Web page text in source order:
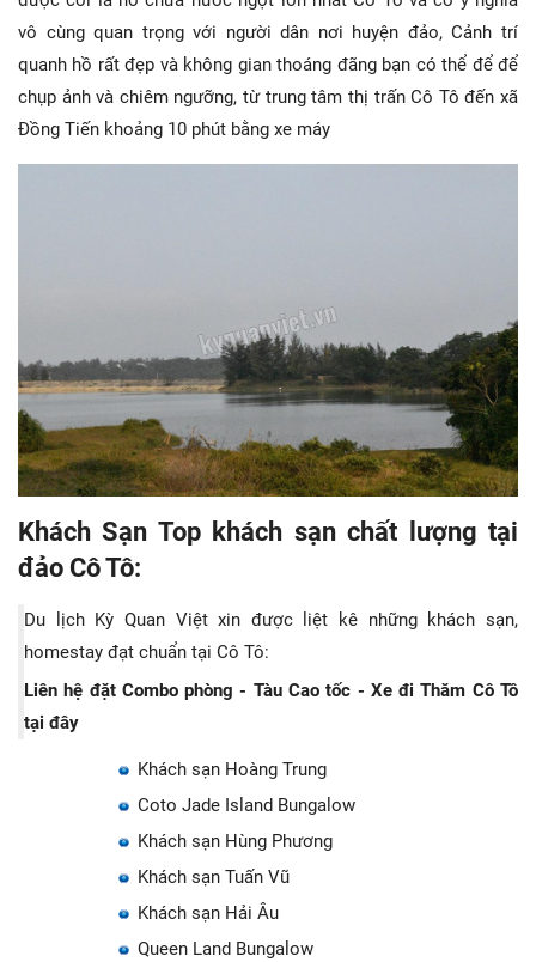
vô cùng quan trọng với người dân nơi huyện đảo, Cảnh trí
quanh hồ rất đẹp và không gian thoáng đãng bạn có thể để để
chụp ảnh và chiêm ngưỡng, từ trung tâm thị trấn Cô Tô đến xã
Đồng Tiến khoảng 10 phút bằng xe máy
Khách Sạn Top khách sạn chất lượng tại
đảo Cô Tô:
Du lịch Kỳ Quan Việt xin được liệt kê những khách sạn,
homestay đạt chuẩn tại Cô Tô:
Liên hệ đặt Combo phòng - Tàu Cao tốc - Xe đi Thăm Cô Tô
tại đây
Khách sạn Hoàng Trung
Coto Jade Island Bungalow
Khách sạn Hùng Phương
Khách sạn Tuấn Vũ
Khách sạn Hải Âu
Queen Land Bungalow